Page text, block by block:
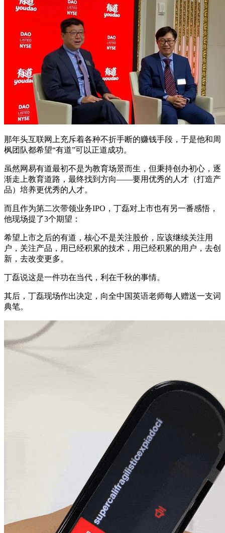
那年头互联网上充斥着各种不折手断的赚钱手段，于是他和周
枫团队都希望“有道”可以正道成功。
虽然网易有道最初不是为教育场景而生，但秉持创办初心，逐
渐走上教育道路，最终找到方向——要用优秀的人才（打造产
品）培养更优秀的人才。
而且作为第二次带领业务IPO，丁磊对上市也有另一番感悟，
他现场提了3个期望：
希望上市之后的有道，核心不是关注股价，应该继续关注用
户，关注产品，用已经积累的技术，用已经积累的用户，去创
新，去改变更多。
丁磊说这是一件功在当代，利在千秋的事情。
其后，丁磊现场作出决定，向全中国英语老师每人赠送一支词
典笔。